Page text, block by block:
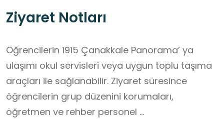
Ziyaret Notları
Öğrencilerin 1915 Çanakkale Panorama’ ya
ulaşımı okul servisleri veya uygun toplu taşıma
araçları ile sağlanabilir. Ziyaret süresince
öğrencilerin grup düzenini korumaları,
öğretmen ve rehber personel